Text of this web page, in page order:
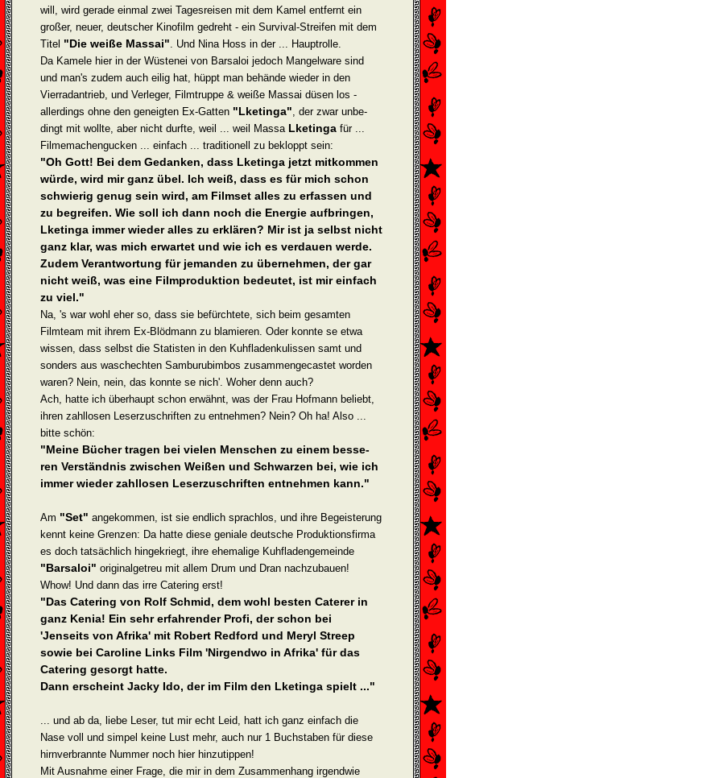
will, wird gerade einmal zwei Tagesreisen mit dem Kamel entfernt ein
großer, neuer, deutscher Kinofilm gedreht - ein Survival-Streifen mit dem
Titel "Die weiße Massai". Und Nina Hoss in der ... Hauptrolle.
Da Kamele hier in der Wüstenei von Barsaloi jedoch Mangelware sind
und man's zudem auch eilig hat, hüppt man behände wieder in den
Vierradantrieb, und Verleger, Filmtruppe & weiße Massai düsen los -
allerdings ohne den geneigten Ex-Gatten "Lketinga", der zwar unbe­
dingt mit wollte, aber nicht durfte, weil ... weil Massa Lketinga für ...
Filme­machengucken ... einfach ... traditionell zu bekloppt sein:
"Oh Gott! Bei dem Gedanken, dass Lketinga jetzt mitkommen
würde, wird mir ganz übel. Ich weiß, dass es für mich schon
schwierig genug sein wird, am Filmset alles zu erfassen und
zu begreifen. Wie soll ich dann noch die Energie aufbringen,
Lke­tinga immer wieder alles zu erklären? Mir ist ja selbst nicht
ganz klar, was mich erwartet und wie ich es verdauen werde.
Zudem Verantwortung für jemanden zu übernehmen, der gar
nicht weiß, was eine Filmproduktion bedeutet, ist mir ein­fach
zu viel."
Na, 's war wohl eher so, dass sie befürchtete, sich beim gesamten
Filmteam mit ihrem Ex-Blödmann zu blamieren. Oder konnte se etwa
wissen, dass selbst die Statisten in den Kuhfladenkulissen samt und
sonders aus waschechten Samburubimbos zusammengecastet wor­den
waren? Nein, nein, das konnte se nich'. Woher denn auch?
Ach, hatte ich überhaupt schon erwähnt, was der Frau Hofmann beliebt,
ihren zahllosen Leserzuschriften zu entnehmen? Nein? Oh ha! Also ...
bitte schön:
"Meine Bücher tragen bei vielen Menschen zu einem besse­
ren Verständnis zwischen Weißen und Schwarzen bei, wie ich
immer wieder zahllosen Leserzuschriften entnehmen kann."
Am "Set" angekommen, ist sie endlich sprachlos, und ihre Begeis­terung
kennt keine Grenzen: Da hatte diese geniale deutsche Produktionsfirma
es doch tatsächlich hingekriegt, ihre ehemalige Kuhfladengemeinde
"Barsaloi" originalgetreu mit allem Drum und Dran nachzubauen!
Whow! Und dann das irre Catering erst!
"Das Catering von Rolf Schmid, dem wohl besten Caterer in
ganz Kenia! Ein sehr erfahrender Profi, der schon bei
'Jenseits von Afrika' mit Robert Redford und Meryl Streep
sowie bei Caroline Links Film 'Nirgendwo in Afrika' für das
Catering gesorgt hatte.
Dann erscheint Jacky Ido, der im Film den Lketinga spielt ..."
... und ab da, liebe Leser, tut mir echt Leid, hatt ich ganz einfach die
Nase voll und simpel keine Lust mehr, auch nur 1 Buchstaben für diese
hirn­verbrannte Nummer noch hier hinzutippen!
Mit Ausnahme einer Frage, die mir in dem Zusammenhang irgendwie